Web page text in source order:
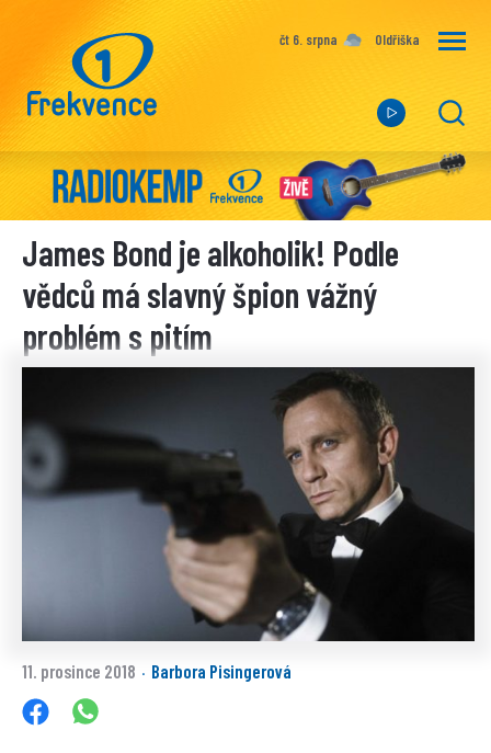
čt 6. srpna Oldřiška
James Bond je alkoholik! Podle
vědců má slavný špion vážný
problém s pitím
11. prosince 2018 · Barbora Pisingerová